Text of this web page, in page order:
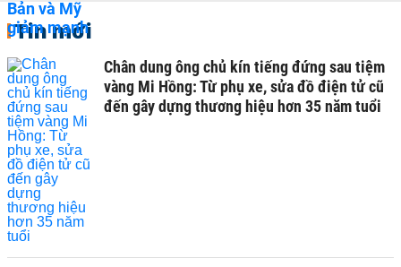
Tin mới
Chân dung ông chủ kín tiếng đứng sau tiệm
vàng Mi Hồng: Từ phụ xe, sửa đồ điện tử cũ
đến gây dựng thương hiệu hơn 35 năm tuổi